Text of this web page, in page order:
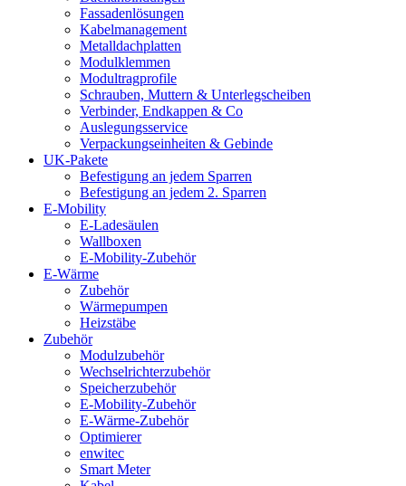
Fassadenlösungen
Kabelmanagement
Metalldachplatten
Modulklemmen
Modultragprofile
Schrauben, Muttern & Unterlegscheiben
Verbinder, Endkappen & Co
Auslegungsservice
Verpackungseinheiten & Gebinde
UK-Pakete
Befestigung an jedem Sparren
Befestigung an jedem 2. Sparren
E-Mobility
E-Ladesäulen
Wallboxen
E-Mobility-Zubehör
E-Wärme
Zubehör
Wärmepumpen
Heizstäbe
Zubehör
Modulzubehör
Wechselrichterzubehör
Speicherzubehör
E-Mobility-Zubehör
E-Wärme-Zubehör
Optimierer
enwitec
Smart Meter